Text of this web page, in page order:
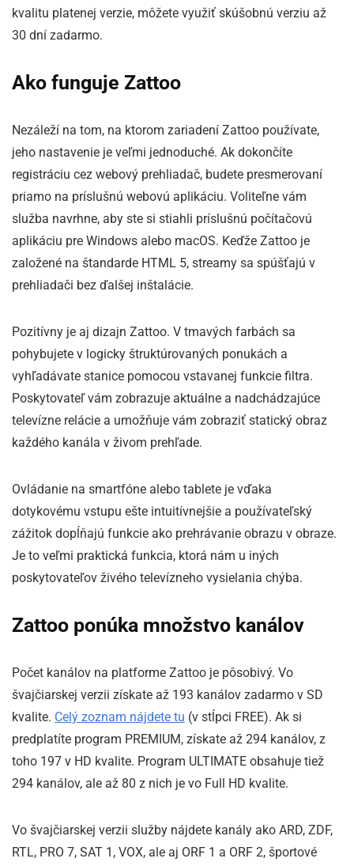
kvalitu platenej verzie, môžete využiť skúšobnú verziu až
30 dní zadarmo.
Ako funguje Zattoo
Nezáleží na tom, na ktorom zariadení Zattoo používate,
jeho nastavenie je veľmi jednoduché. Ak dokončíte
registráciu cez webový prehliadač, budete presmerovaní
priamo na príslušnú webovú aplikáciu. Voliteľne vám
služba navrhne, aby ste si stiahli príslušnú počítačovú
aplikáciu pre Windows alebo macOS. Keďže Zattoo je
založené na štandarde HTML 5, streamy sa spúšťajú v
prehliadači bez ďalšej inštalácie.
Pozitívny je aj dizajn Zattoo. V tmavých farbách sa
pohybujete v logicky štruktúrovaných ponukách a
vyhľadávate stanice pomocou vstavanej funkcie filtra.
Poskytovateľ vám zobrazuje aktuálne a nadchádzajúce
televízne relácie a umožňuje vám zobraziť statický obraz
každého kanála v živom prehľade.
Ovládanie na smartfóne alebo tablete je vďaka
dotykovému vstupu ešte intuitívnejšie a používateľský
zážitok dopĺňajú funkcie ako prehrávanie obrazu v obraze.
Je to veľmi praktická funkcia, ktorá nám u iných
poskytovateľov živého televízneho vysielania chýba.
Zattoo ponúka množstvo kanálov
Počet kanálov na platforme Zattoo je pôsobivý. Vo
švajčiarskej verzii získate až 193 kanálov zadarmo v SD
kvalite. Celý zoznam nájdete tu (v stĺpci FREE). Ak si
predplatíte program PREMIUM, získate až 294 kanálov, z
toho 197 v HD kvalite. Program ULTIMATE obsahuje tiež
294 kanálov, ale až 80 z nich je vo Full HD kvalite.
Vo švajčiarskej verzii služby nájdete kanály ako ARD, ZDF,
RTL, PRO 7, SAT 1, VOX, ale aj ORF 1 a ORF 2, športové